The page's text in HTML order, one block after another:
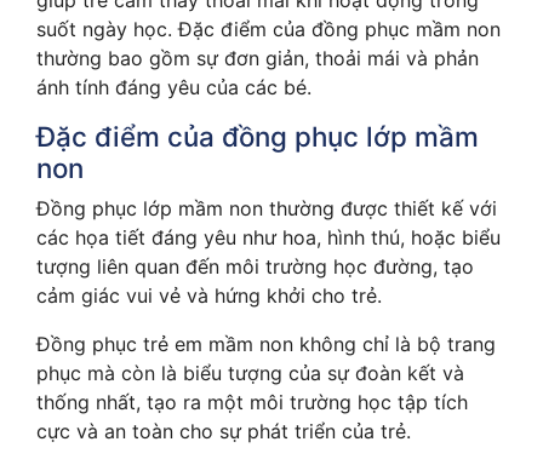
suốt ngày học. Đặc điểm của đồng phục mầm non
thường bao gồm sự đơn giản, thoải mái và phản
ánh tính đáng yêu của các bé.
Đặc điểm của đồng phục lớp mầm
non
Đồng phục lớp mầm non thường được thiết kế với
các họa tiết đáng yêu như hoa, hình thú, hoặc biểu
tượng liên quan đến môi trường học đường, tạo
cảm giác vui vẻ và hứng khởi cho trẻ.
Đồng phục trẻ em mầm non không chỉ là bộ trang
phục mà còn là biểu tượng của sự đoàn kết và
thống nhất, tạo ra một môi trường học tập tích
cực và an toàn cho sự phát triển của trẻ.